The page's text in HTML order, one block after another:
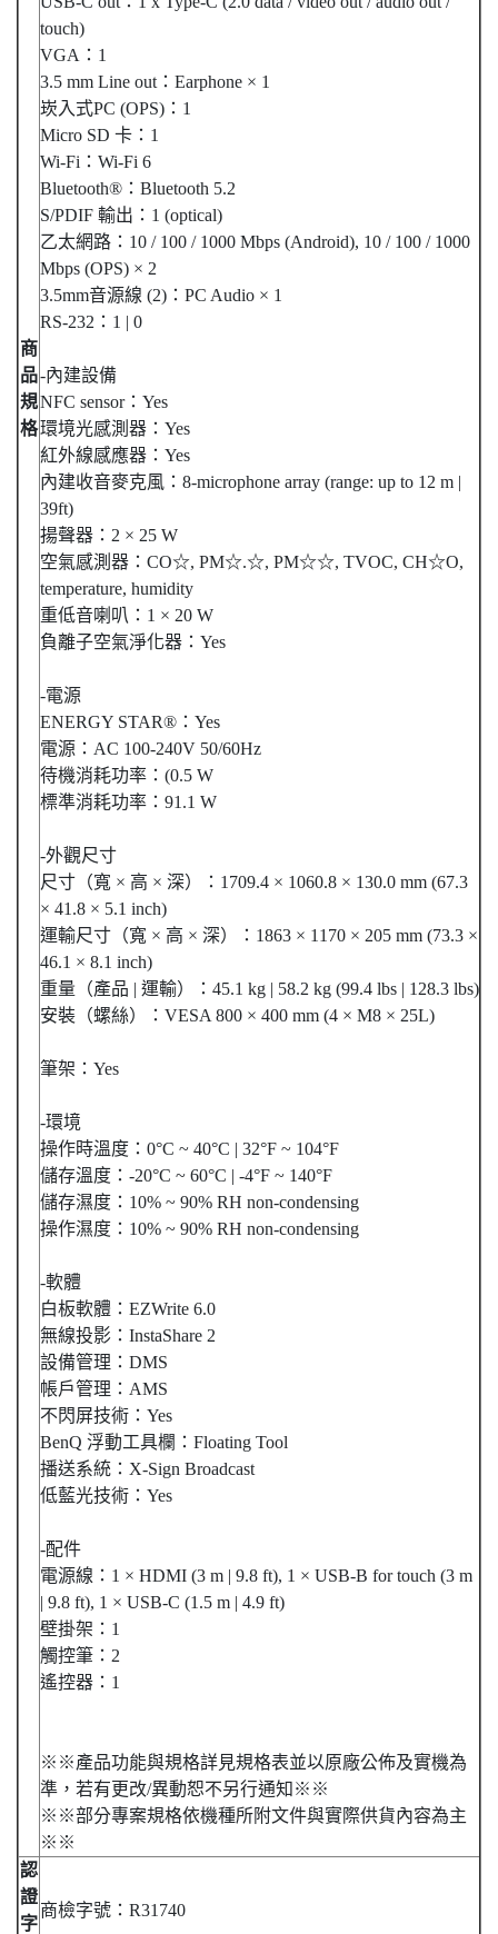
商
品
規
格
touch)
VGA：1
3.5 mm Line out：Earphone × 1
崁入式PC (OPS)：1
Micro SD 卡：1
Wi-Fi：Wi-Fi 6
Bluetooth®：Bluetooth 5.2
S/PDIF 輸出：1 (optical)
乙太網路：10 / 100 / 1000 Mbps (Android), 10 / 100 / 1000
Mbps (OPS) × 2
3.5mm音源線 (2)：PC Audio × 1
RS-232：1 | 0
-內建設備
NFC sensor：Yes
環境光感測器：Yes
紅外線感應器：Yes
內建收音麥克風：8-microphone array (range: up to 12 m |
39ft)
揚聲器：2 × 25 W
空氣感測器：CO☆, PM☆.☆, PM☆☆, TVOC, CH☆O,
temperature, humidity
重低音喇叭：1 × 20 W
負離子空氣淨化器：Yes
-電源
ENERGY STAR®：Yes
電源：AC 100-240V 50/60Hz
待機消耗功率：(0.5 W
標準消耗功率：91.1 W
-外觀尺寸
尺寸（寬 × 高 × 深）：1709.4 × 1060.8 × 130.0 mm (67.3
× 41.8 × 5.1 inch)
運輸尺寸（寬 × 高 × 深）：1863 × 1170 × 205 mm (73.3 ×
46.1 × 8.1 inch)
重量（產品 | 運輸）：45.1 kg | 58.2 kg (99.4 lbs | 128.3 lbs)
安裝（螺絲）：VESA 800 × 400 mm (4 × M8 × 25L)
筆架：Yes
-環境
操作時溫度：0°C ~ 40°C | 32°F ~ 104°F
儲存溫度：-20°C ~ 60°C | -4°F ~ 140°F
儲存濕度：10% ~ 90% RH non-condensing
操作濕度：10% ~ 90% RH non-condensing
-軟體
白板軟體：EZWrite 6.0
無線投影：InstaShare 2
設備管理：DMS
帳戶管理：AMS
不閃屏技術：Yes
BenQ 浮動工具欄：Floating Tool
播送系統：X-Sign Broadcast
低藍光技術：Yes
-配件
電源線：1 × HDMI (3 m | 9.8 ft), 1 × USB-B for touch (3 m
| 9.8 ft), 1 × USB-C (1.5 m | 4.9 ft)
壁掛架：1
觸控筆：2
遙控器：1
※※產品功能與規格詳見規格表並以原廠公佈及實機為
準，若有更改/異動恕不另行通知※※
※※部分專案規格依機種所附文件與實際供貨內容為主
※※
認
證
字
商檢字號：R31740